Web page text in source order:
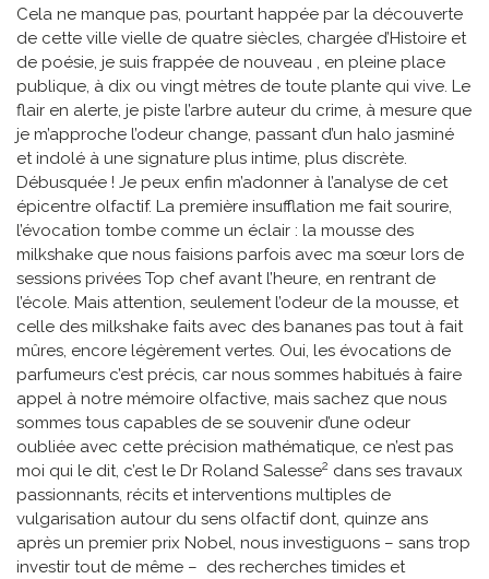
Cela ne manque pas, pourtant happée par la découverte
de cette ville vielle de quatre siècles, chargée d’Histoire et
de poésie, je suis frappée de nouveau , en pleine place
publique, à dix ou vingt mètres de toute plante qui vive. Le
flair en alerte, je piste l’arbre auteur du crime, à mesure que
je m’approche l’odeur change, passant d’un halo jasminé
et indolé à une signature plus intime, plus discrète.
Débusquée ! Je peux enfin m’adonner à l’analyse de cet
épicentre olfactif. La première insufflation me fait sourire,
l’évocation tombe comme un éclair : la mousse des
milkshake que nous faisions parfois avec ma sœur lors de
sessions privées Top chef avant l’heure, en rentrant de
l’école. Mais attention, seulement l’odeur de la mousse, et
celle des milkshake faits avec des bananes pas tout à fait
mûres, encore légèrement vertes. Oui, les évocations de
parfumeurs c’est précis, car nous sommes habitués à faire
appel à notre mémoire olfactive, mais sachez que nous
sommes tous capables de se souvenir d’une odeur
oubliée avec cette précision mathématique, ce n’est pas
moi qui le dit, c’est le Dr Roland Salesse2 dans ses travaux
passionnants, récits et interventions multiples de
vulgarisation autour du sens olfactif dont, quinze ans
après un premier prix Nobel, nous investiguons – sans trop
investir tout de même – des recherches timides et